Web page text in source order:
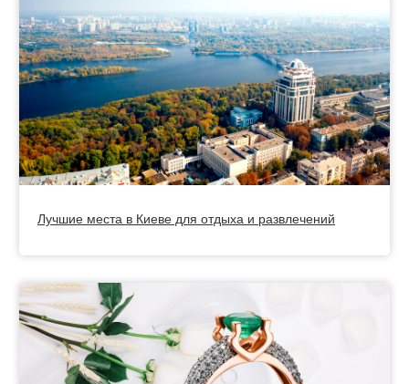
Лучшие места в Киеве для отдыха и развлечений